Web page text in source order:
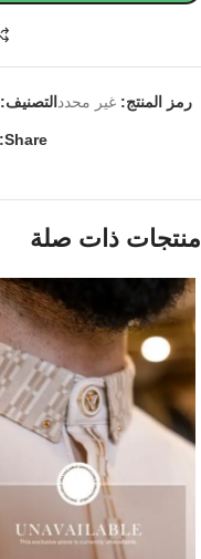
رمز المنتج: غير محددالتصنيف:
Share:
منتجات ذات صلة